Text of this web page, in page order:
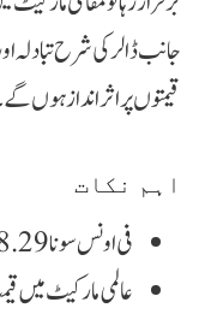
جانب ڈالر کی شرح تبادلہ
قیمتوں پر اثر انداز ہوں
اہم نکات
فی اونس سونا 28.29 ڈالر مہنگا
عالمی مارکیٹ میں قیمت